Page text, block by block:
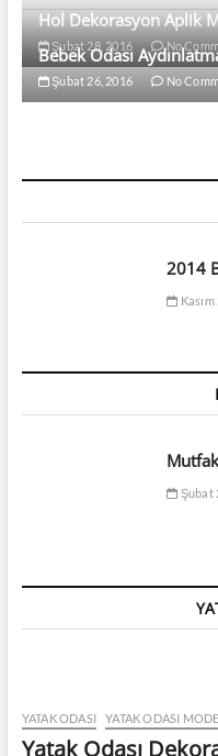
Hol Dekorasyon Aplik
Şubat 28, 2016 No
Bebek Odası
Şubat 26, 2016 No
2014
Şubat
YATAK ODASI YATAK ODASI
Yatak Odası